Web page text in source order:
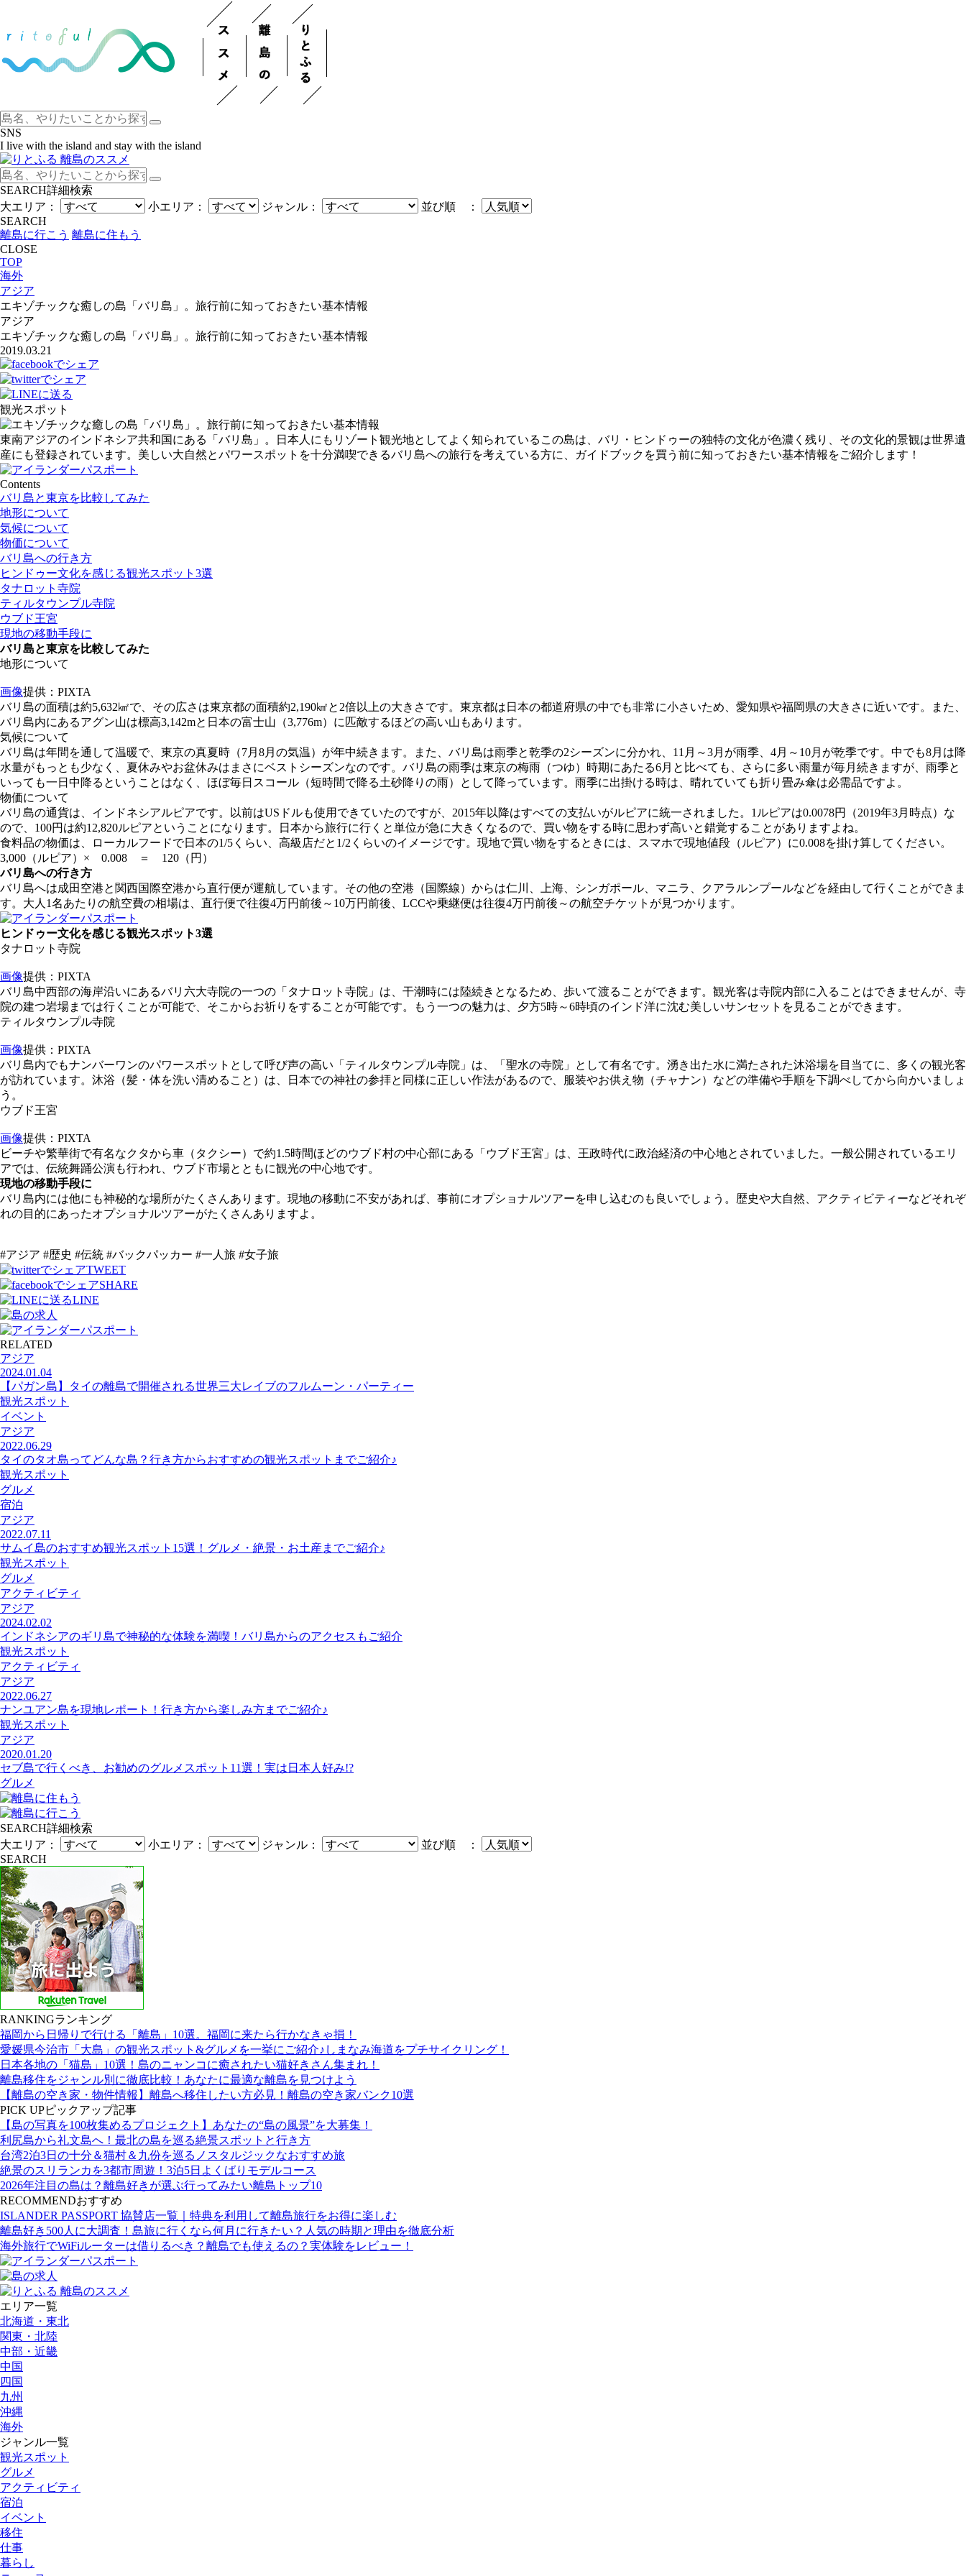
SNS
I live with the island and stay with the island
SEARCH詳細検索
大エリア：
小エリア： ジャンル：
並び順 ：
SEARCH
離島に行こう 離島に住もう
CLOSE
TOP
海外
アジア
エキゾチックな癒しの島「バリ島」。旅行前に知っておきたい基本情報
アジア
エキゾチックな癒しの島「バリ島」。旅行前に知っておきたい基本情報
2019.03.21
観光スポット
東南アジアのインドネシア共和国にある「バリ島」。 日本人にもリゾート観光地としてよく知られているこの島は、バリ・ヒンドゥ ーの独特の文化が色濃く残り、その文化的景観は世界遺
産にも登録されています。美しい大自然とパワースポットを十分満喫できるバリ島への旅行を考えている方に、ガイドブックを買う前に知っておきたい基本情報をご紹介します！
Contents
バリ島と東京を比較してみた
地形について
気候について
物価について
バリ島への行き方
ヒンドゥー文化を感じる観光スポット3選
タナロット寺院
ティルタウンプル寺院
ウブド王宮
現地の移動手段に
バリ島と東京を比較してみた
地形について
画像提供：PIXTA
バリ島の面積は約5,632㎢で、その広さは東京都の面積約2,190㎢と2倍以上の大きさです。東京都は日本の都道府県の中でも非常に小さいため、愛知県や福岡県の大きさに近いです。また、
バリ島内にあるアグン山は標高3,142mと日本の富士山（3,776m）に匹敵するほどの高い山もあります。
気候について
バリ島は年間を通して温暖で、東京の真夏時（7月8月の気温）が年中続きます。また、バリ島は雨季と乾季の2シーズンに分かれ、11月～3月が雨季、4月～10月が乾季です。中でも8月は降
水量がもっとも少なく、夏休みやお盆休みはまさにベストシーズンなのです。バリ島の雨季は東京の梅雨（つゆ）時期にあたる6月と比べても、さらに多い雨量が毎月続きますが、雨季と
いっても一日中降るということはなく、ほぼ毎日スコール（短時間で降る土砂降りの雨）として降っています。雨季に出掛ける時は、晴れていても折り畳み傘は必需品ですよ。
物価について
バリ島の通貨は、インドネシアルピアです。以前はUSドルも使用できていたのですが、2015年以降はすべての支払いがルピアに統一されました。1ルピアは0.0078円（2019年3月時点）な
ので、100円は約12,820ルピアということになります。日本から旅行に行くと単位が急に大きくなるので、買い物をする時に思わず高いと錯覚することがありますよね。
食料品の物価は、ローカルフードで日本の1/5くらい、高級店だと1/2くらいのイメージです。現地で買い物をするときには、スマホで現地値段（ルピア）に0.008を掛け算してください。
3,000（ルピア）× 0.008 ＝ 120（円）
バリ島への行き方
バリ島へは成田空港と関西国際空港から直行便が運航しています。その他の空港（国際線）からは仁川、上海、シンガポール、マニラ、クアラルンプールなどを経由して行くことができま
す。大人1名あたりの航空費の相場は、直行便で往復4万円前後～10万円前後、LCCや乗継便は往復4万円前後～の航空チケットが見つかります。
ヒンドゥー文化を感じる観光スポット3選
タナロット寺院
画像提供：PIXTA
バリ島中西部の海岸沿いにあるバリ六大寺院の一つの「タナロット寺院」は、干潮時には陸続きとなるため、歩いて渡ることができます。観光客は寺院内部に入ることはできませんが、寺
院の建つ岩場までは行くことが可能で、そこからお祈りをすることが可能です。もう一つの魅力は、夕方5時～6時頃のインド洋に沈む美しいサンセットを見ることができます。
ティルタウンプル寺院
画像提供：PIXTA
バリ島内でもナンバーワンのパワースポットとして呼び声の高い「ティルタウンプル寺院」は、「聖水の寺院」として有名です。湧き出た水に満たされた沐浴場を目当てに、多くの観光客
が訪れています。沐浴（髪・体を洗い清めること）は、日本での神社の参拝と同様に正しい作法があるので、服装やお供え物（チャナン）などの準備や手順を下調べしてから向かいましょ
う。
ウブド王宮
画像提供：PIXTA
ビーチや繁華街で有名なクタから車（タクシー）で約1.5時間ほどのウブド村の中心部にある「 ウブド王宮 」は、王政時代に政治経済の中心地とされていました。一般公開されているエリ
アでは、伝統舞踊公演も行われ、ウブド市場とともに観光の中心地です。
現地の移動手段に
バリ島内には他にも神秘的な場所がたくさんあります。現地の移動に不安があれば、事前にオプショナルツアーを申し込むのも良いでしょう。歴史や大自然、アクティビティーなどそれぞ
れの目的にあったオプショナルツアーがたくさんありますよ。
#アジア #歴史 #伝統 #バックパッカー #一人旅 #女子旅
TWEET
SHARE
LINE
RELATED
アジア
2024.01.04
【パガン島】タイの離島で開催される世界三大レイブのフルムーン・パーティー
観光スポット
イベント
アジア
2022.06.29
タイのタオ島ってどんな島？行き方からおすすめの観光スポットまでご紹介♪
観光スポット
グルメ
宿泊
アジア
2022.07.11
サムイ島のおすすめ観光スポット15選！グルメ・絶景・お土産までご紹介♪
観光スポット
グルメ
アクティビティ
アジア
2024.02.02
インドネシアのギリ島で神秘的な体験を満喫！バリ島からのアクセスもご紹介
観光スポット
アクティビティ
アジア
2022.06.27
ナンユアン島を現地レポート！行き方から楽しみ方までご紹介♪
観光スポット
アジア
2020.01.20
セブ島で行くべき、お勧めのグルメスポット11選！実は日本人好み!?
グルメ
SEARCH詳細検索
大エリア：
小エリア： ジャンル：
並び順 ：
SEARCH
RANKINGランキング
福岡から日帰りで行ける「離島」10選。福岡に来たら行かなきゃ損！
愛媛県今治市「大島」の観光スポット&グルメを一挙にご紹介♪しまなみ海道をプチサイクリング！
日本各地の「猫島」10選！島のニャンコに癒されたい猫好きさん集まれ！
離島移住をジャンル別に徹底比較！あなたに最適な離島を見つけよう
【離島の空き家・物件情報】離島へ移住したい方必見！離島の空き家バンク10選
PICK UPピックアップ記事
【島の写真を100枚集めるプロジェクト】あなたの“島の風景”を大募集！
利尻島から礼文島へ！最北の島を巡る絶景スポットと行き方
台湾2泊3日の十分＆猫村＆九份を巡るノスタルジックなおすすめ旅
絶景のスリランカを3都市周遊！3泊5日よくばりモデルコース
2026年注目の島は？離島好きが選ぶ行ってみたい離島トップ10
RECOMMENDおすすめ
ISLANDER PASSPORT 協賛店一覧｜特典を利用して離島旅行をお得に楽しむ
離島好き500人に大調査！島旅に行くなら何月に行きたい？人気の時期と理由を徹底分析
海外旅行でWiFiルーターは借りるべき？離島でも使えるの？実体験をレビュー！
エリア一覧
北海道・東北
関東・北陸
中部・近畿
中国
四国
九州
沖縄
海外
ジャンル一覧
観光スポット
グルメ
アクティビティ
宿泊
イベント
移住
仕事
暮らし